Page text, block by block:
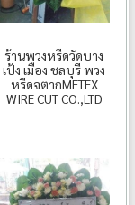
ร้านพวงหรีดวัดบาง
เป้ง เมือง ชลบุรี พวง
หรีดจตากMETEX
WIRE CUT CO.,LTD